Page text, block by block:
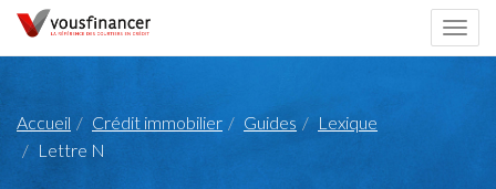
Accueil Crédit immobilier Guides
Lexique
Lettre N